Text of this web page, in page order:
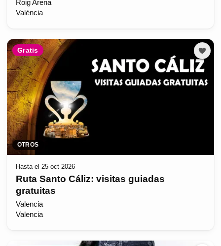
Roig Arena
València
Gratis
OTROS
Hasta el 25 oct 2026
Ruta Santo Cáliz: visitas guiadas
gratuitas
Valencia
Valencia